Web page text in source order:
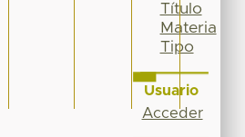
Título
Materia
Tipo
Usuario
Acceder